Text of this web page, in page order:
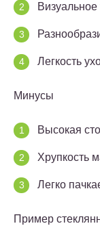
Визуальное
Легкость
Минусы
Высокая
Хрупкость
Легко
Пример